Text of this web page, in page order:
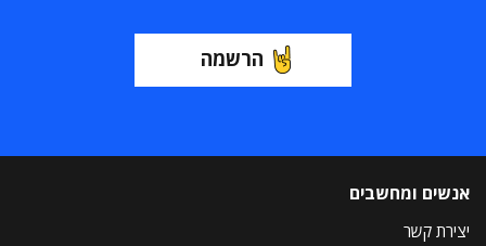
הרשמה
אנשים ומחשבים
יצירת קשר